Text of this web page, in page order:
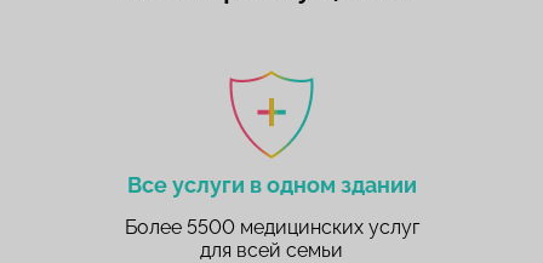
Все услуги в одном здании
Более 5500 медицинских услуг
для всей семьи